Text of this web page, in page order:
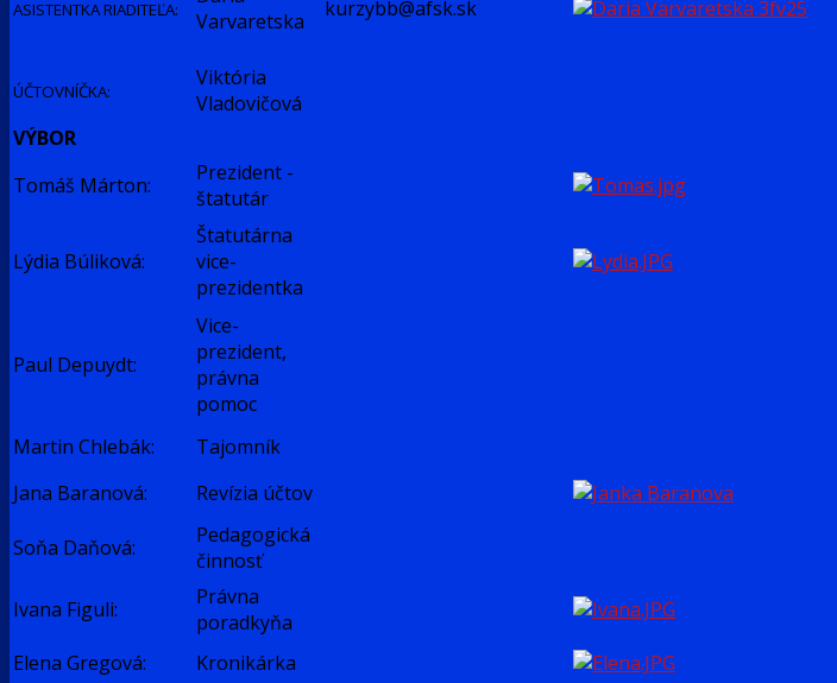
ASISTENTKA RIADITEĽA:
Varvaretska
kurzybb@afsk.sk
ÚČTOVNÍČKA:
Viktória
Vladovičová
VÝBOR
Tomáš Márton:
Prezident -
štatutár
Lýdia Búliková:
Štatutárna
vice-
prezidentka
Paul Depuydt:
Vice-
prezident,
právna
pomoc
Martin Chlebák:
Tajomník
Jana Baranová:
Revízia účtov
Soňa Daňová:
Pedagogická
činnosť
Ivana Figuli:
Právna
poradkyňa
Elena Gregová:
Kronikárka